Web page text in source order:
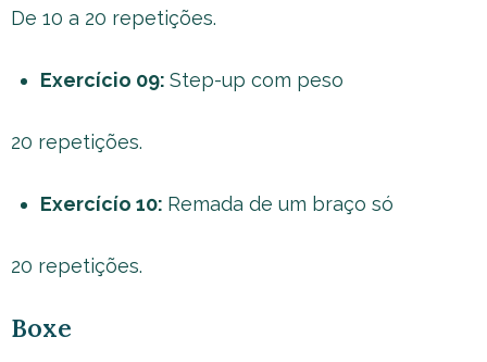
De 10 a 20 repetições.
Exercício 09: Step-up com peso
20 repetições.
Exercícío 10: Remada de um braço só
20 repetições.
Boxe